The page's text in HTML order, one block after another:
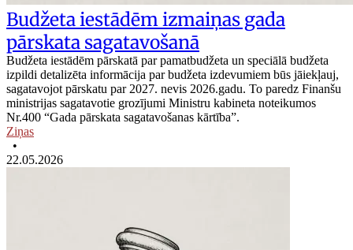
Budžeta iestādēm izmaiņas gada
pārskata sagatavošanā
Budžeta iestādēm pārskatā par pamatbudžeta un speciālā budžeta
izpildi detalizēta informācija par budžeta izdevumiem būs jāiekļauj,
sagatavojot pārskatu par 2027. nevis 2026.gadu. To paredz Finanšu
ministrijas sagatavotie grozījumi Ministru kabineta noteikumos
Nr.400 “Gada pārskata sagatavošanas kārtība”.
Ziņas
•
22.05.2026